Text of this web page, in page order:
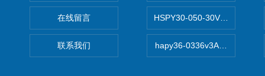
在线留言
联系我们
HSPY30-050-30V/-05A可调
hapy36-0336v3A高精度小型